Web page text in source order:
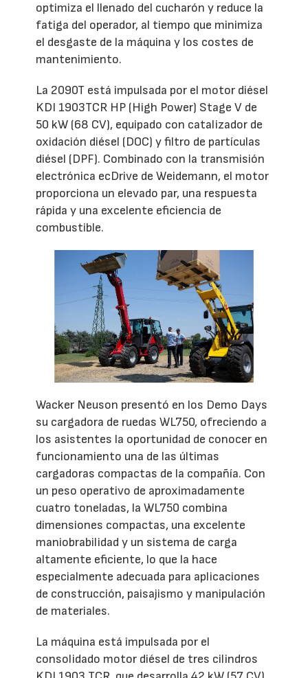
optimiza el llenado del cucharón y reduce la
fatiga del operador, al tiempo que minimiza
el desgaste de la máquina y los costes de
mantenimiento.
La 2090T está impulsada por el motor diésel
KDI 1903TCR HP (High Power) Stage V de
50 kW (68 CV), equipado con catalizador de
oxidación diésel (DOC) y filtro de partículas
diésel (DPF). Combinado con la transmisión
electrónica ecDrive de Weidemann, el motor
proporciona un elevado par, una respuesta
rápida y una excelente eficiencia de
combustible.
Wacker Neuson presentó en los Demo Days
su cargadora de ruedas WL750, ofreciendo a
los asistentes la oportunidad de conocer en
funcionamiento una de las últimas
cargadoras compactas de la compañía. Con
un peso operativo de aproximadamente
cuatro toneladas, la WL750 combina
dimensiones compactas, una excelente
maniobrabilidad y un sistema de carga
altamente eficiente, lo que la hace
especialmente adecuada para aplicaciones
de construcción, paisajismo y manipulación
de materiales.
La máquina está impulsada por el
consolidado motor diésel de tres cilindros